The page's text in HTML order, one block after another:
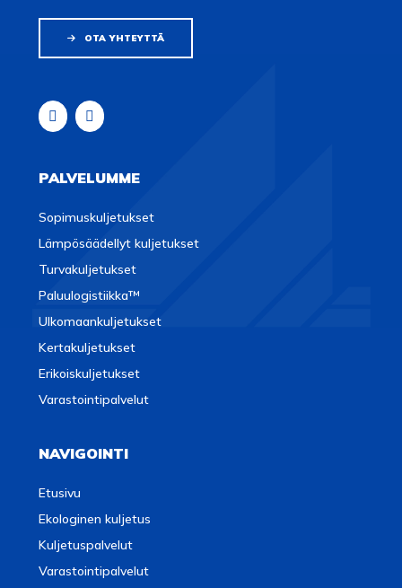
OTA YHTEYTTÄ
PALVELUMME
Sopimuskuljetukset
Lämpösäädellyt kuljetukset
Turvakuljetukset
Paluulogistiikka™
Ulkomaankuljetukset
Kertakuljetukset
Erikoiskuljetukset
Varastointipalvelut
NAVIGOINTI
Etusivu
Ekologinen kuljetus
Kuljetuspalvelut
Varastointipalvelut